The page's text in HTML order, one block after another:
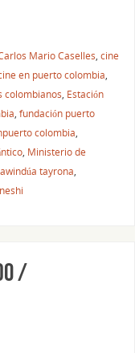
Mario Caselles, cine
en puerto colombia,
colombianos, Estación
, fundación puerto
colombia,
, Ministerio de
tayrona,
/